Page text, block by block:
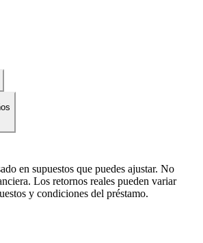
en supuestos que puedes ajustar. No
Los retornos reales pueden variar
y condiciones del préstamo.